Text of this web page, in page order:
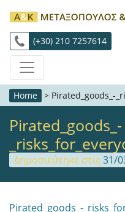
(+30) 210 7257614
Home > Pirated_goods_-
Pirated_goods_-
Δημοσιεύτηκε στις 31/
Pirated_goods_-